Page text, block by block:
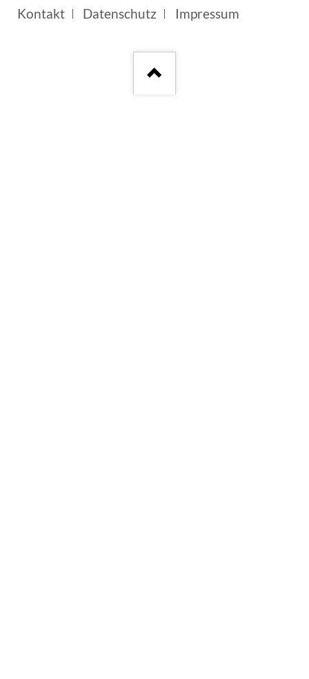
Navigation
Kontakt Datenschutz Impressum